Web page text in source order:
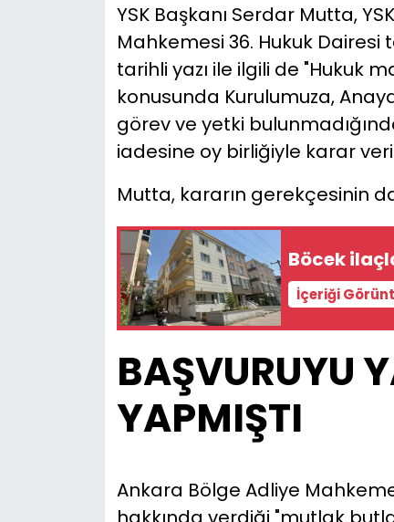
YSK Başkanı Serdar Mutta,
Mahkemesi 36. Hukuk Dairesi
tarihli yazı ile ilgili de "Hukuk
konusunda Kurulumuza,
görev ve yetki
iadesine oy birliğiyle karar
Mutta, kararın gerekçesinin
Böcek
İçeriği
BAŞVURUYU
YAPMIŞTI
Ankara Bölge Adliye